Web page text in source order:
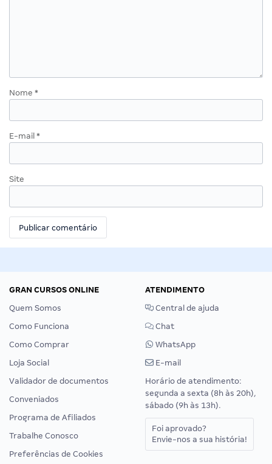
Nome *
E-mail *
Site
GRAN CURSOS ONLINE
Quem Somos
Como Funciona
Como Comprar
Loja Social
Validador de documentos
Conveniados
Programa de Afiliados
Trabalhe Conosco
Preferências de Cookies
ATENDIMENTO
Central de ajuda
Chat
WhatsApp
E-mail
Horário de atendimento:
segunda a sexta (8h às 20h),
sábado (9h às 13h).
Foi aprovado?
Envie-nos a sua história!